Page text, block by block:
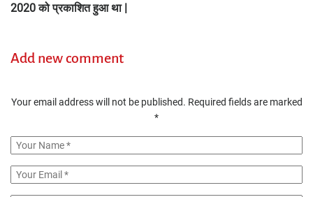
2020 को प्रकाशित हुआथा |
Add new comment
Your email address will not be published. Required fields are marked
*